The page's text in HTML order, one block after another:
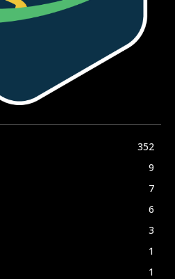
352
9
7
6
3
1
1